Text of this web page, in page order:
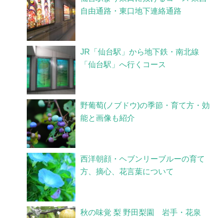
自由通路・東口地下連絡通路
JR「仙台駅」から地下鉄・南北線
「仙台駅」へ行くコース
野葡萄(ノブドウ)の季節・育て方・効
能と画像も紹介
西洋朝顔・ヘブンリーブルーの育て
方、摘心、花言葉について
秋の味覚 梨 野田梨園 岩手・花泉